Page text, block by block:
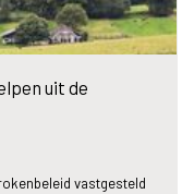
uit de
vastgesteld